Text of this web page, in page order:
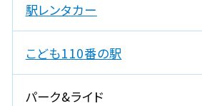
駅レンタカー
こども110番の駅
パーク&ライド